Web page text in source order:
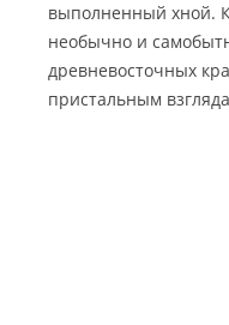
выполненный хной.
необычно и
древневосточных
пристальным